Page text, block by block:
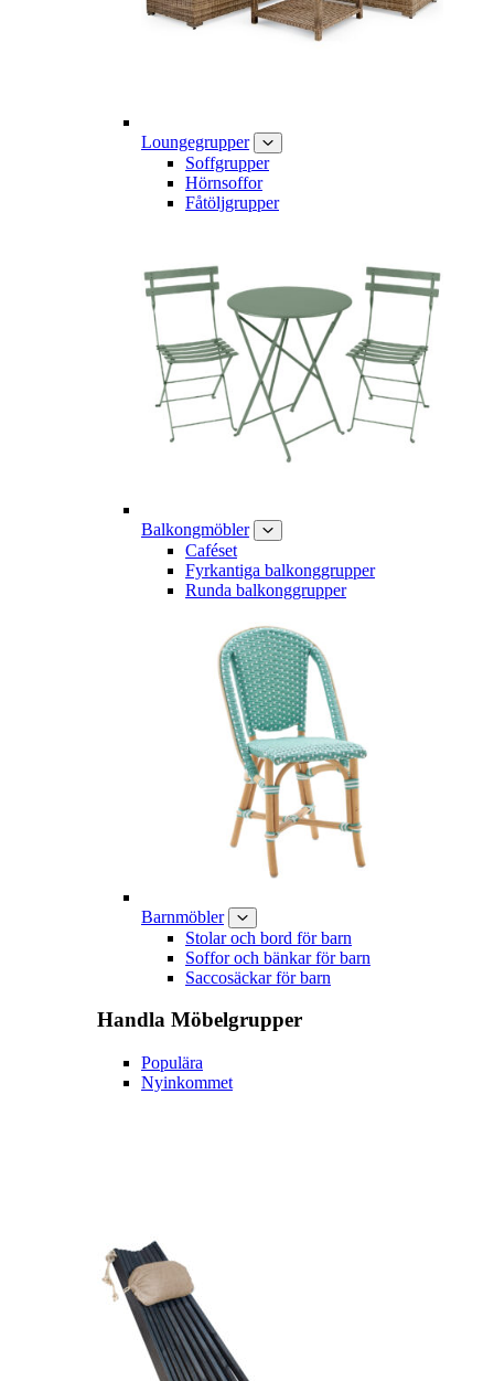
Loungegrupper
Soffgrupper
Hörnsoffor
Fåtöljgrupper
Balkongmöbler
Caféset
Fyrkantiga balkonggrupper
Runda balkonggrupper
Barnmöbler
Stolar och bord för barn
Soffor och bänkar för barn
Saccosäckar för barn
Handla Möbelgrupper
Populära
Nyinkommet